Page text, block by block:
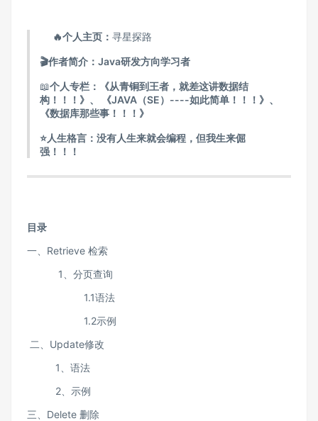
🔥个人主页： 寻星探路
🎬作者简介：Java研发方向学习者
📖个人专栏：
《从青铜到王者，就差这讲数据结
构！！！》、
《JAVA（SE）----如此简单！！！》 、
《数据库那些事！！！》
⭐️人生格言：没有人生来就会编程，但我生来倔
强！！！
目录
一、Retrieve 检索
1、分页查询
1.1语法
1.2示例
二、Update修改
1、语法
2、示例
三、Delete 删除